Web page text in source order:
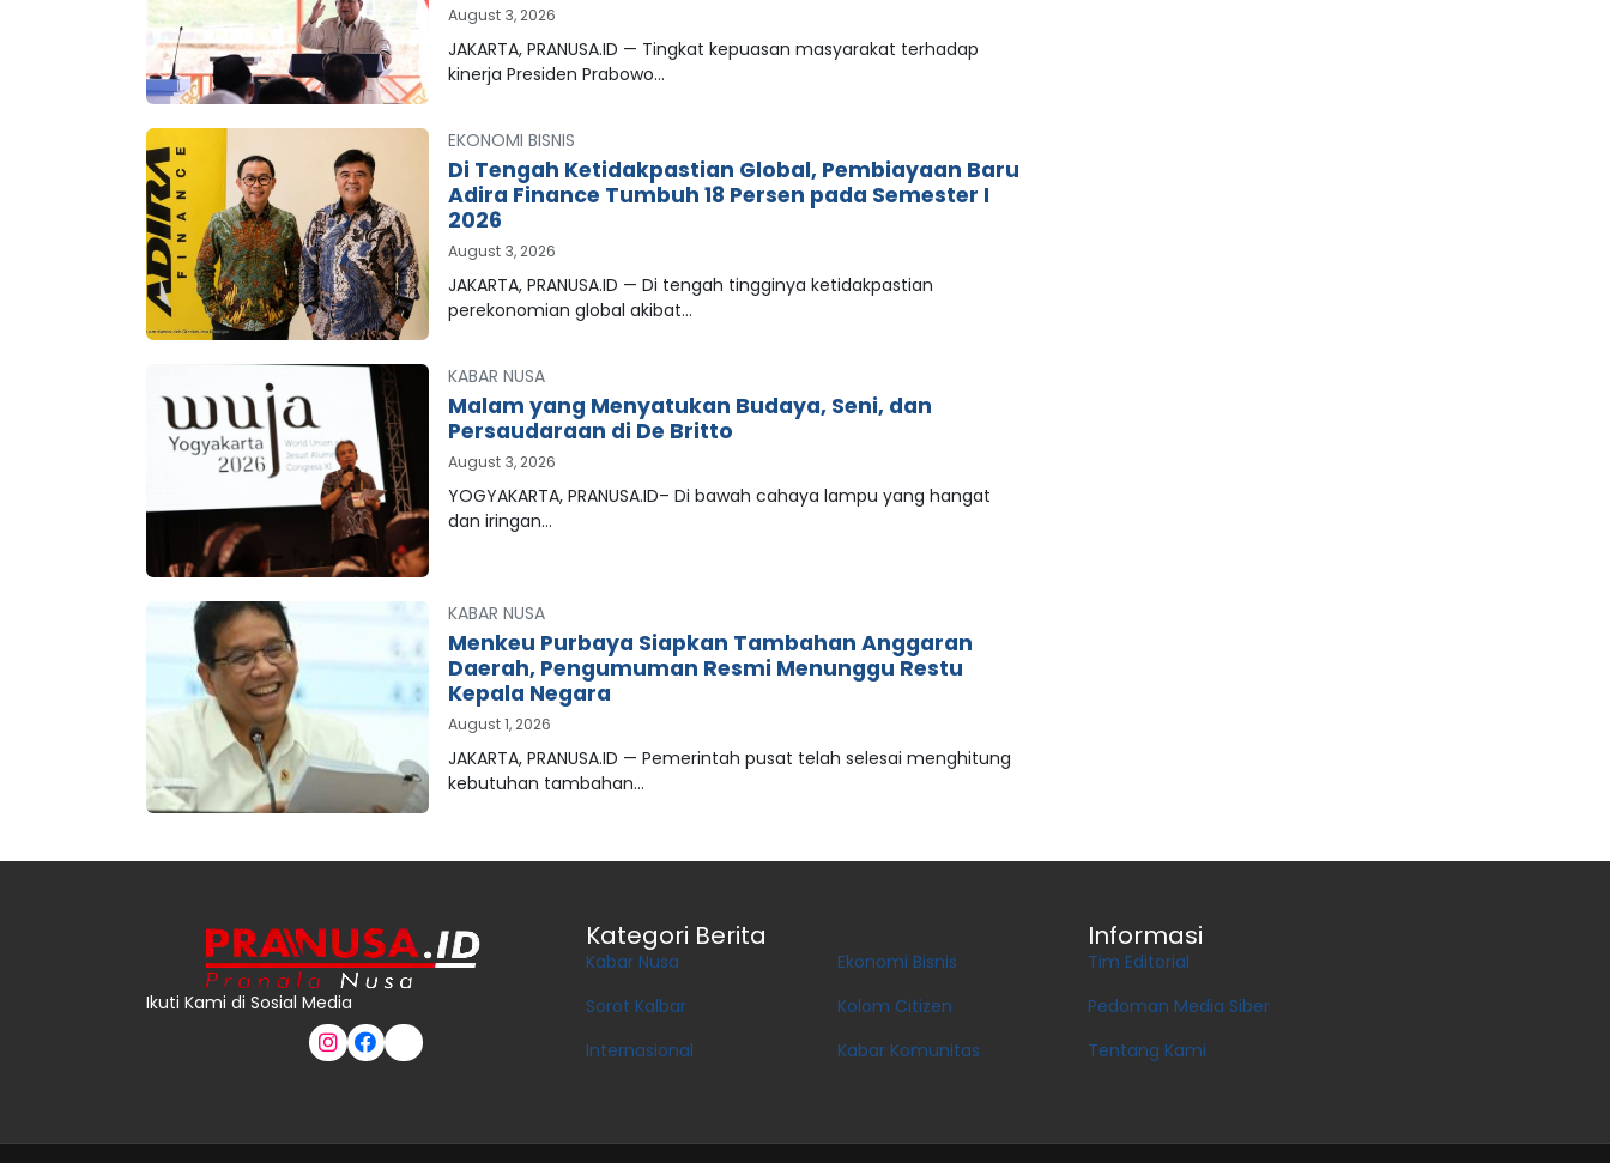
August 3, 2026
JAKARTA, PRANUSA.ID — Tingkat kepuasan masyarakat terhadap
kinerja Presiden Prabowo…
EKONOMI BISNIS
Di Tengah Ketidakpastian Global, Pembiayaan Baru
Adira Finance Tumbuh 18 Persen pada Semester I
2026
August 3, 2026
JAKARTA, PRANUSA.ID — Di tengah tingginya ketidakpastian
perekonomian global akibat…
KABAR NUSA
Malam yang Menyatukan Budaya, Seni, dan
Persaudaraan di De Britto
August 3, 2026
YOGYAKARTA, PRANUSA.ID– Di bawah cahaya lampu yang hangat
dan iringan…
KABAR NUSA
Menkeu Purbaya Siapkan Tambahan Anggaran
Daerah, Pengumuman Resmi Menunggu Restu
Kepala Negara
August 1, 2026
JAKARTA, PRANUSA.ID — Pemerintah pusat telah selesai menghitung
kebutuhan tambahan…
Ikuti Kami di Sosial Media
Kategori Berita
Kabar Nusa
Sorot Kalbar
Internasional
Ekonomi Bisnis
Kolom Citizen
Kabar Komunitas
Informasi
Tim Editorial
Pedoman Media Siber
Tentang Kami